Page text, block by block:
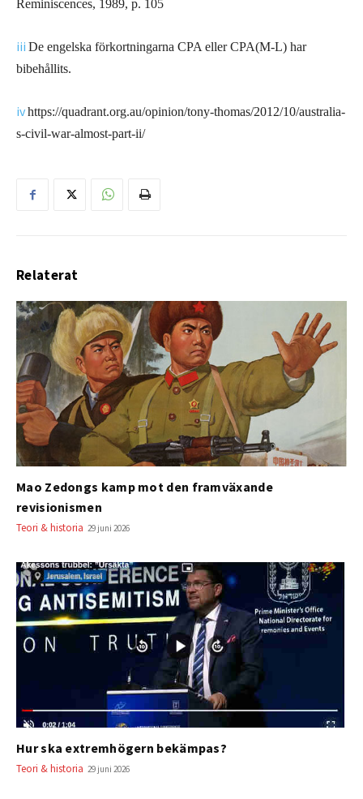
Reminiscences, 1989, p. 105
iii De engelska förkortningarna CPA eller CPA(M-L) har
bibehållits.
ivhttps://quadrant.org.au/opinion/tony-thomas/2012/10/australia-
s-civil-war-almost-part-ii/
Relaterat
Mao Zedongs kamp mot den framväxande
revisionismen
Teori & historia 29 juni 2026
Hur ska extremhögern bekämpas?
Teori & historia 29 juni 2026